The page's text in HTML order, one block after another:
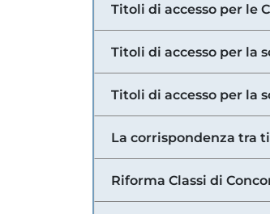
Titoli di accesso per le
Titoli di accesso per la
Titoli di accesso per la
La corrispondenza tra
Riforma Classi di